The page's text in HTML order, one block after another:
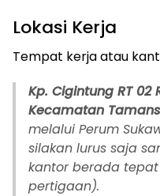
Lokasi Kerja
Tempat kerja atau
Kp. Cigintung RT 02
Kecamatan
melalui Perum
silakan lurus saja
kantor berada
pertigaan).